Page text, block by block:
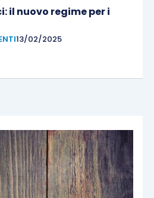
il nuovo regime per i
13/02/2025